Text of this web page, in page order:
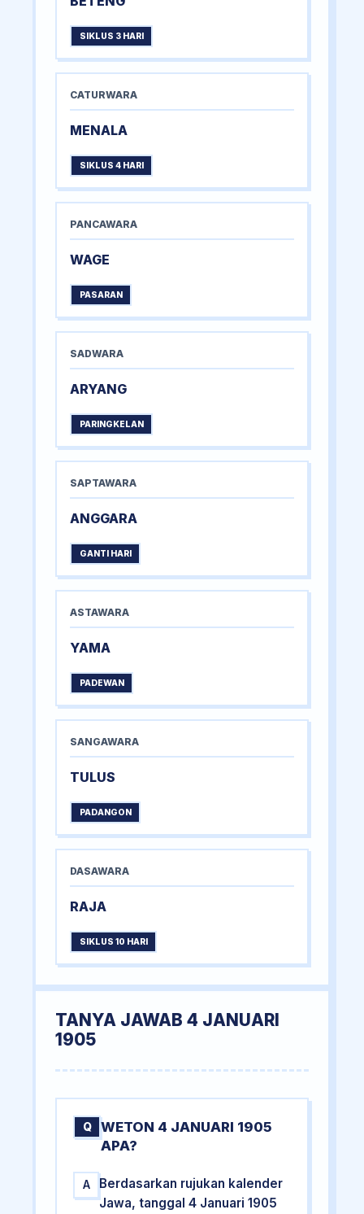
SIKLUS 3 HARI
CATURWARA
MENALA
SIKLUS 4 HARI
PANCAWARA
WAGE
PASARAN
SADWARA
ARYANG
PARINGKELAN
SAPTAWARA
ANGGARA
GANTI HARI
ASTAWARA
YAMA
PADEWAN
SANGAWARA
TULUS
PADANGON
DASAWARA
RAJA
SIKLUS 10 HARI
TANYA JAWAB 4 JANUARI
1905
Q
WETON 4 JANUARI 1905
APA?
A
Berdasarkan rujukan kalender
Jawa, tanggal 4 Januari 1905